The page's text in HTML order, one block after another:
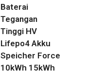
Baterai
Tegangan
Tinggi HV
Lifepo4 Akku
Speicher Force
10kWh 15kWh